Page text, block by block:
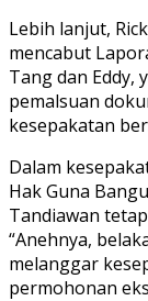
Lebih lanjut,
mencabut
Tang dan Eddy,
pemalsuan
kesepakatan
Dalam
Hak Guna
Tandiawan
“Anehnya,
melanggar
permohonan